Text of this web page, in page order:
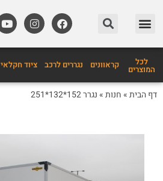
לכל
המוצרים קראוונים נגררים לרכב ציוד חקלאי
דף הבית»חנות»נגרר 152*132*251